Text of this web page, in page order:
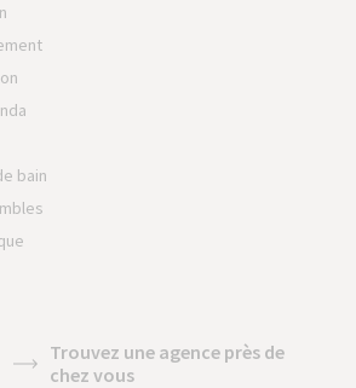
bain
Trouvez une agence près de
chez vous